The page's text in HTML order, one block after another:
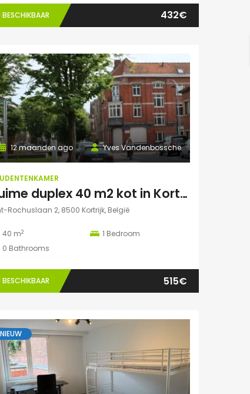
BESCHIKBAAR 432€
Yves Vandenbossche
12 maanden ago
Ruime duplex 40 m2 kot in Kortrijk centraal gelegen.
Rochuslaan 2, 8500 Kortrijk, België
40 m2 1 Bedroom
0 Bathrooms
BESCHIKBAAR 515€
NIEUW